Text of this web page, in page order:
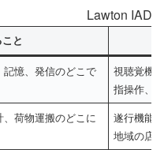
Lawton
と
憶、発信のどこで
視聴覚機
指操作、
荷物運搬のどこに
遂行機能
地域の店